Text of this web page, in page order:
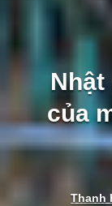
Nhật
của
Thanh